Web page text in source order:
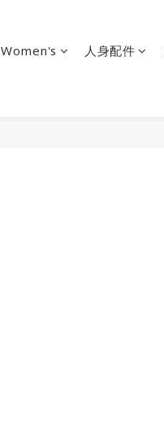
Women's 人身配件